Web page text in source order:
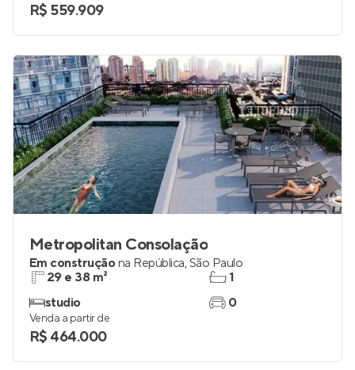
R$ 559.909
Metropolitan Consolação
Em construçãona República,São Paulo
29 e 38 m²
studio
1
0
Venda a partir de
R$ 464.000